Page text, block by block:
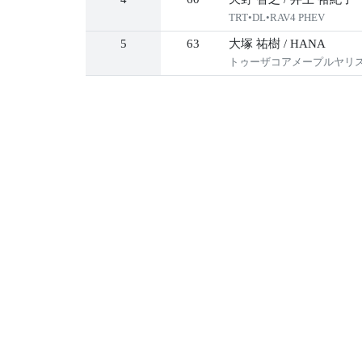
TRT•DL•RAV4 PHEV
5 63 大塚 祐樹 / HANA
トゥーザコアメープルヤリ